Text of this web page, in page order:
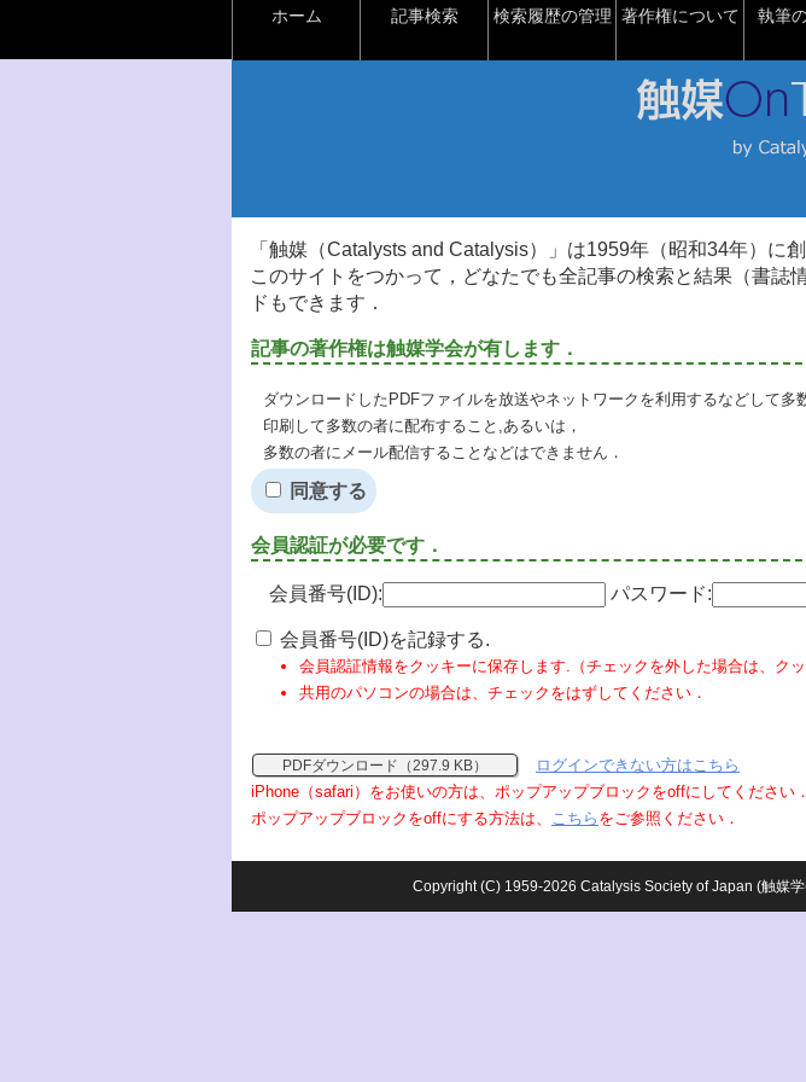
ホーム 記事検索 検索履歴の管理 著作権について 執筆
「触媒（Catalysts and Catalysis）」は1959年（昭和34年）に
このサイトをつかって，どなたでも全記事の検索と結果（書
ドもできます．
記事の著作権は触媒学会が有します．
ダウンロードしたPDFファイルを放送やネットワークを利用するなどして多
印刷して多数の者に配布すること,あるいは，
多数の者にメール配信することなどはできません．
同意する
会員認証が必要です．
会員番号(ID): パスワード:
会員番号(ID)を記録する.
会員認証情報をクッキーに保存します.（チェックを外した場合は、クッ
共用のパソコンの場合は、チェックをはずしてください．
PDFダウンロード（297.9 KB）
ログインできない方はこちら
iPhone（safari）をお使いの方は、ポップアップブロックをoffにしてください．
ポップアップブロックをoffにする方法は、 こちら をご参照ください．
Copyright (C) 1959-2026 Catalysis Society of Japan (触媒